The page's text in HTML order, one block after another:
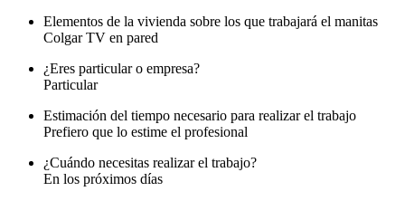
Elementos de la vivienda sobre los que trabajará el manitas
Colgar TV en pared
¿Eres particular o empresa?
Particular
Estimación del tiempo necesario para realizar el trabajo
Prefiero que lo estime el profesional
¿Cuándo necesitas realizar el trabajo?
En los próximos días